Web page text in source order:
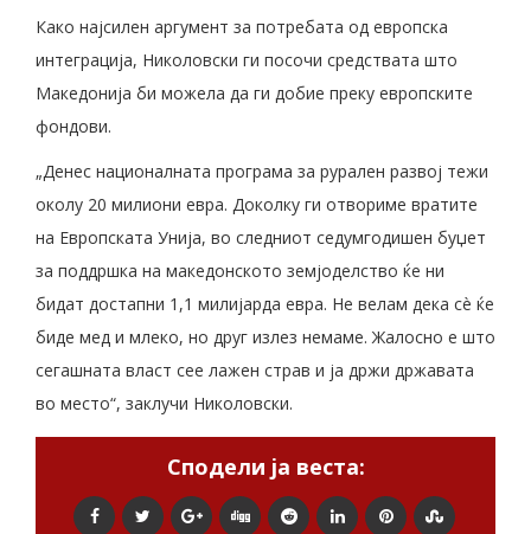
Како најсилен аргумент за потребата од европска
интеграција, Николовски ги посочи средствата што
Македонија би можела да ги добие преку европските
фондови.
„Денес националната програма за рурален развој тежи
околу 20 милиони евра. Доколку ги отвориме вратите
на Европската Унија, во следниот седумгодишен буџет
за поддршка на македонското земјоделство ќе ни
бидат достапни 1,1 милијарда евра. Не велам дека сè ќе
биде мед и млеко, но друг излез немаме. Жалосно е што
сегашната власт сее лажен страв и ја држи државата
во место“, заклучи Николовски.
Сподели ја веста: